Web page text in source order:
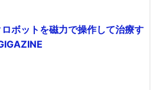
ボットを磁力で操作して治療す